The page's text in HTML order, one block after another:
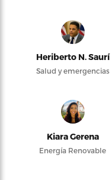
Heriberto N. Saurí
Salud y emergencias
Kiara Gerena
Energía Renovable